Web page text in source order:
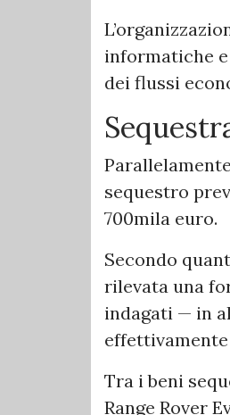
informatiche
dei flussi
sequestro
700mila euro.
Secondo
rilevata una
indagati — in
Tra i beni
Range Rover